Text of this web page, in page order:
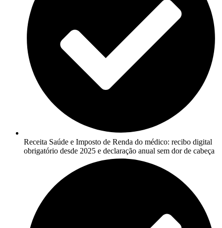
Receita Saúde e Imposto de Renda do médico: recibo digital
obrigatório desde 2025 e declaração anual sem dor de cabeça